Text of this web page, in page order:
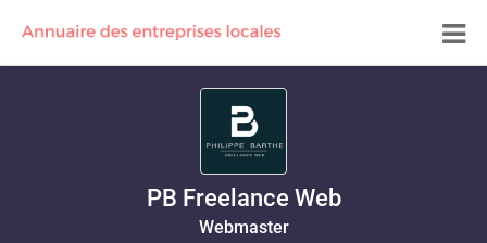
PB Freelance Web
Webmaster